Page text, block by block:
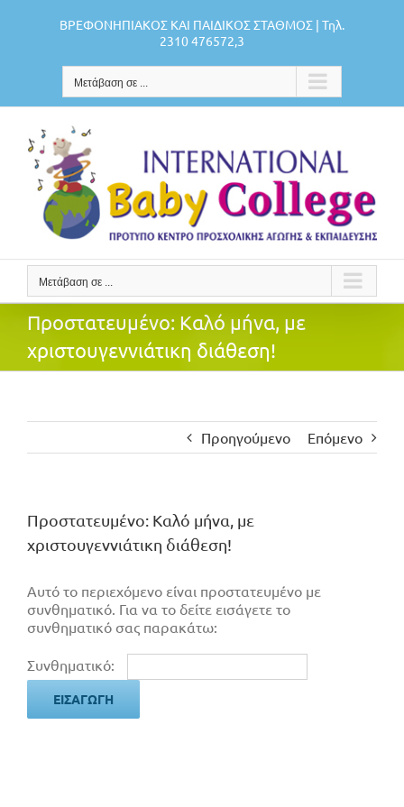
ΒΡΕΦΟΝΗΠΙΑΚΟΣ ΚΑΙ ΠΑΙΔΙΚΟΣ ΣΤΑΘΜΟΣ | Τηλ.
2310 476572,3
Μετάβαση σε ...
Μετάβαση σε ...
Πρoστατευμένο: Καλό μήνα, με
χριστουγεννιάτικη διάθεση!
Προηγούμενο Επόμενο
Πρoστατευμένο: Καλό μήνα, με
χριστουγεννιάτικη διάθεση!
Αυτό το περιεχόμενο είναι προστατευμένο με
συνθηματικό. Για να το δείτε εισάγετε το
συνθηματικό σας παρακάτω:
Συνθηματικό: